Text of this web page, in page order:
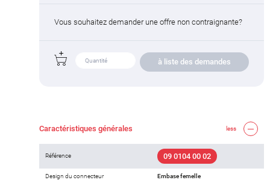
Vous souhaitez demander une offre non contraignante?
à liste des demandes
Caractéristiques générales less
Référence 09 0104 00 02
Design du connecteur Embase femelle